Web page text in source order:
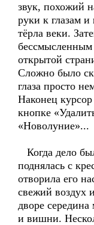
звук, похожий
руки к глазам
тёрла веки.
бессмысленным
открытой
Сложно было
глаза просто
Наконец
кнопке
«Новолуние»...
Когда дело
поднялась с
отворила его
свежий воздух
дворе
и вишни.